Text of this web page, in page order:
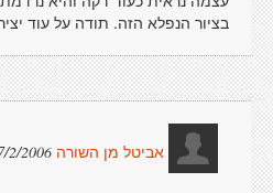
בציור הנפלא הזה. תודה על עוד
אביטל מן השורה 2/2006 15:54:45